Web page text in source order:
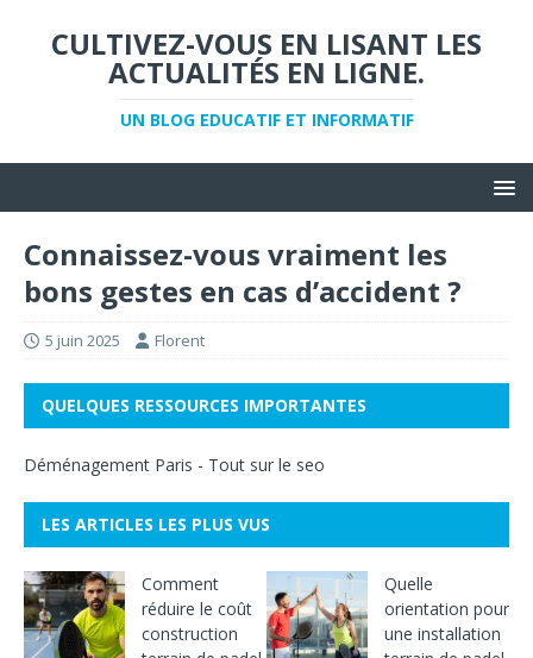
CULTIVEZ-VOUS EN LISANT LES
ACTUALITÉS EN LIGNE.
UN BLOG EDUCATIF ET INFORMATIF
Connaissez-vous vraiment les
bons gestes en cas d’accident ?
5 juin 2025 Florent
QUELQUES RESSOURCES IMPORTANTES
Déménagement Paris - Tout sur le seo
LES ARTICLES LES PLUS VUS
Comment
réduire le coût
construction
Quelle
orientation pour
une installation